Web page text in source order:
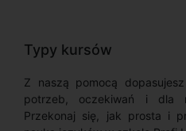
Typy kursów
Z naszą pomocą
potrzeb, oczekiwań i dla
Przekonaj się, jak prosta i